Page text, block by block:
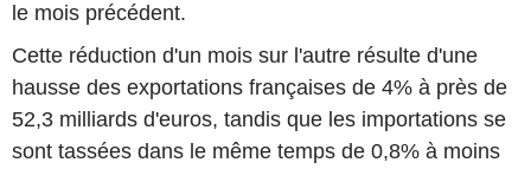
le mois précédent.
Cette réduction d'un mois sur l'autre résulte d'une
hausse des exportations françaises de 4% à près de
52,3 milliards d'euros, tandis que les importations se
sont tassées dans le même temps de 0,8% à moins